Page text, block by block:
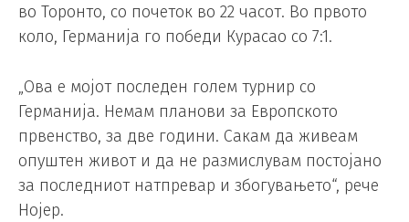
во Торонто, со почеток во 22 часот. Во првото
коло, Германија го победи Курасао со 7:1.
„Ова е мојот последен голем турнир со
Германија. Немам планови за Европското
првенство, за две години. Сакам да живеам
опуштен живот и да не размислувам постојано
за последниот натпревар и збогувањето“, рече
Нојер.